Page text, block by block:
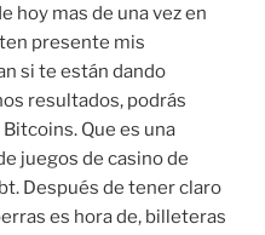
hoy mas de una vez en
presente mis
si te están dando
resultados, podrás
Que es una
juegos de casino de
Después de tener claro
es hora de, billeteras